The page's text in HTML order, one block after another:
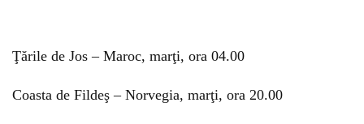
Ţările de Jos – Maroc, marţi, ora 04.00
Coasta de Fildeş – Norvegia, marţi, ora 20.00